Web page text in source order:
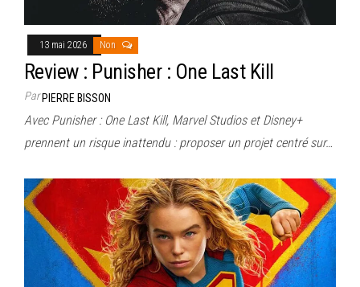
13 mai 2026 Non
Review : Punisher : One Last Kill
ParPIERRE BISSON
Avec Punisher : One Last Kill, Marvel Studios et Disney+
prennent un risque inattendu : proposer un projet centré sur…